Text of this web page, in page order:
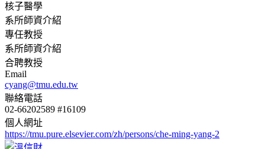
核子醫學
系所師資介紹
專任教授
系所師資介紹
合聘教授
Email
cyang@tmu.edu.tw
聯絡電話
02-66202589 #16109
個人網址
https://tmu.pure.elsevier.com/zh/persons/che-ming-yang-2